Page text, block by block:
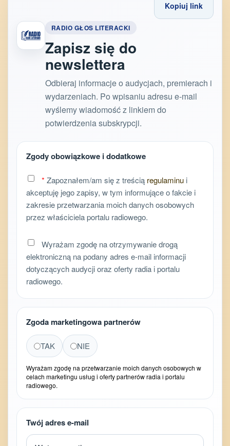
Kopiuj link
RADIO GŁOS LITERACKI
Zapisz się do
newslettera
Odbieraj informacje o audycjach, premierach i
wydarzeniach. Po wpisaniu adresu e-mail
wyślemy wiadomość z linkiem do
potwierdzenia subskrypcji.
Zgody obowiązkowe i dodatkowe
* Zapoznałem/am się z treścią regulaminu i
akceptuję jego zapisy, w tym informujące o fakcie i
zakresie przetwarzania moich danych osobowych
przez właściciela portalu radiowego.
Wyrażam zgodę na otrzymywanie drogą
elektroniczną na podany adres e-mail informacji
dotyczących audycji oraz oferty radia i portalu
radiowego.
Zgoda marketingowa partnerów
TAK NIE
Wyrażam zgodę na przetwarzanie moich danych osobowych w
celach marketingu usług i oferty partnerów radia i portalu
radiowego.
Twój adres e-mail